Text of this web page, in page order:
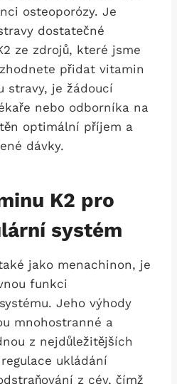
osteoporózy. Je
dostatečné
ze zdrojů, které jsme
přidat vitamin
stravy, je žádoucí
nebo odborníka na
optimální příjem a
dávky.
K2 pro
systém
jako menachinon, je
funkci
Jeho výhody
mnohostranné a
z nejdůležitějších
ukládání
z cév, čímž